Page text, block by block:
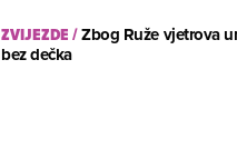
ZVIJEZDE/Zbog Ruže vjetrova
bez dečka